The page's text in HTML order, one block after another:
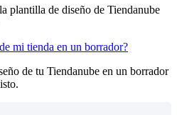
plantilla de diseño de Tiendanube
mi tienda en un borrador?
de tu Tiendanube en un borrador